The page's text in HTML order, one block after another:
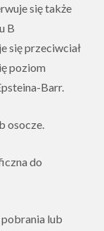
się także
B
się przeciwciał
poziom
Barr.
osocze.
do
pobrania lub